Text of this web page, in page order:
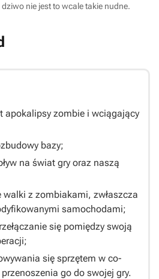
nie jest to wcale takie nudne.
apokalipsy zombie i wciągający
bazy;
na świat gry oraz naszą
z zombiakami, zwłaszcza
samochodami;
się pomiędzy swoją
się sprzętem w co-
go do swojej gry.